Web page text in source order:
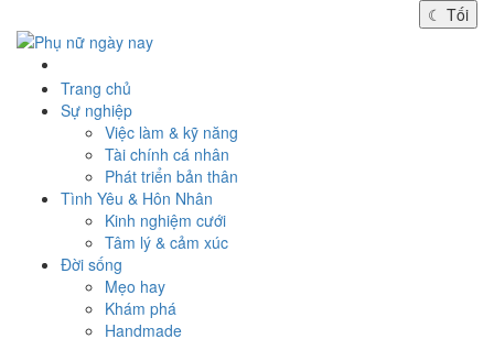
☾ Tối
Trang chủ
Sự nghiệp
Việc làm & kỹ năng
Tài chính cá nhân
Phát triển bản thân
Tình Yêu & Hôn Nhân
Kinh nghiệm cưới
Tâm lý & cảm xúc
Đời sống
Mẹo hay
Khám phá
Handmade